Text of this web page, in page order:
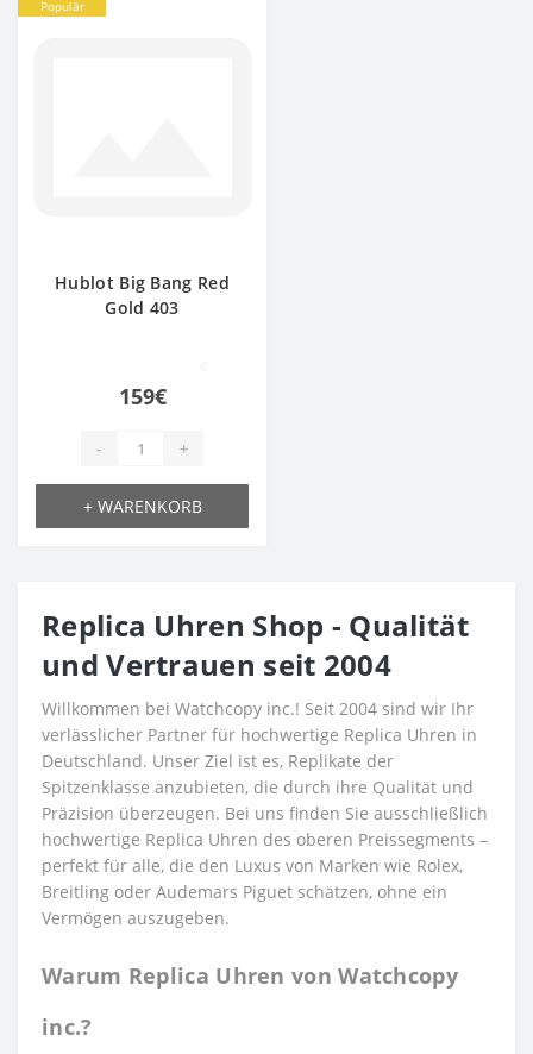
Populär
Hublot Big Bang Red
Gold 403
159€
- +
+ WARENKORB
Replica Uhren Shop - Qualität
und Vertrauen seit 2004
Willkommen bei Watchcopy inc.! Seit 2004 sind wir Ihr
verlässlicher Partner für hochwertige Replica Uhren in
Deutschland. Unser Ziel ist es, Replikate der
Spitzenklasse anzubieten, die durch ihre Qualität und
Präzision überzeugen. Bei uns finden Sie ausschließlich
hochwertige Replica Uhren des oberen Preissegments –
perfekt für alle, die den Luxus von Marken wie Rolex,
Breitling oder Audemars Piguet schätzen, ohne ein
Vermögen auszugeben.
Warum Replica Uhren von Watchcopy
inc.?